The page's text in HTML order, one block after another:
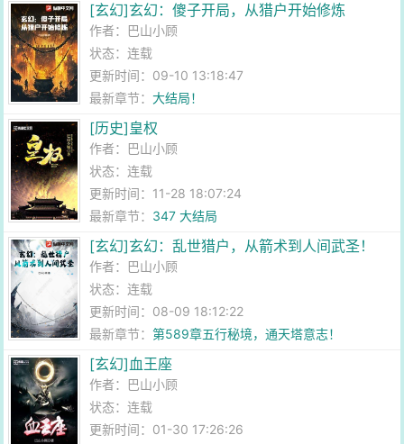
[玄幻]玄幻：傻子开局，从猎户开始修炼
作者： 巴山小顾
状态：连载
更新时间：09-10 13:18:47
最新章节：大结局！
[历史]皇权
作者： 巴山小顾
状态：连载
更新时间：11-28 18:07:24
最新章节： 347 大结局
[玄幻]玄幻：乱世猎户，从箭术到人间武圣！
作者： 巴山小顾
状态：连载
更新时间：08-09 18:12:22
最新章节：第589章五行秘境，通天塔意志！
[玄幻]血王座
作者： 巴山小顾
状态：连载
更新时间：01-30 17:26:26